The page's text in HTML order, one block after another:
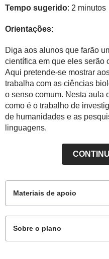
Tempo sugerido: 2 minutos
Orientações:
Diga aos alunos que farão
científica em que eles serão
Aqui pretende-se mostrar
trabalha com as ciências
o senso comum. Nesta aula
como é o trabalho de
de humanidades e as
linguagens.
Materiais de apoio
Sobre o plano